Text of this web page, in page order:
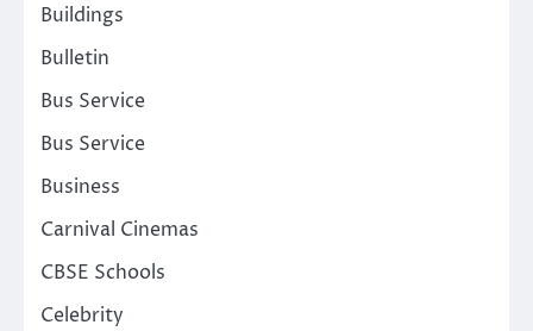
Buildings
Bulletin
Bus Service
Bus Service
Business
Carnival Cinemas
CBSE Schools
Celebrity